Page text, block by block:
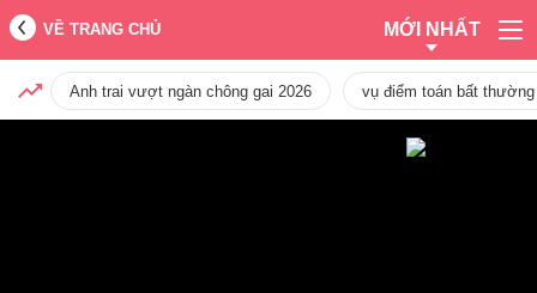
VỀ TRANG CHỦ MỚI NHẤT
Anh trai vượt ngàn chông gai 2026 vụ điểm toán bất